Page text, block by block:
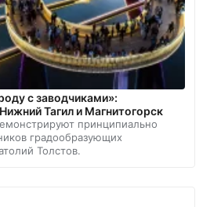
с заводчиками»:
Тагил и Магнитогорск
принципиально
градообразующих
Толстов.